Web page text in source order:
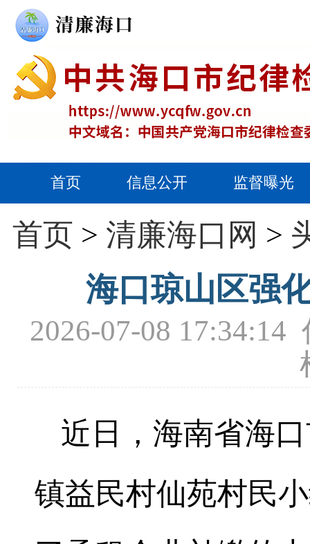
首页 信息公开 监督曝光
首页 > 清廉海口网 >
海口琼山区强
2026-07-08
近日，海南省海
镇益民村仙苑村民